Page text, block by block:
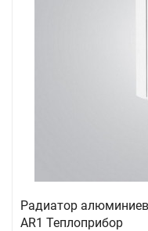
Радиатор
AR1 Теплоприбор